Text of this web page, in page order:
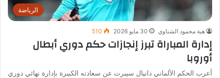
الرياضة
هبة محمود الشناوي 30 مايو 2026 510
إدارة المباراة تبرز إنجازات حكم دوري أبطال
أوروبا
أعرب الحكم الألماني دانيال سيبرت عن سعادته الكبيرة بإدارة نهائي دوري